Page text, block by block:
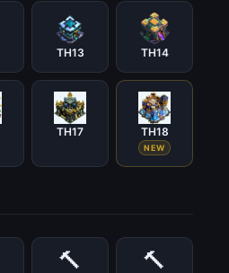
TH13 TH14
TH17 TH18
NEW
🔨 🔨